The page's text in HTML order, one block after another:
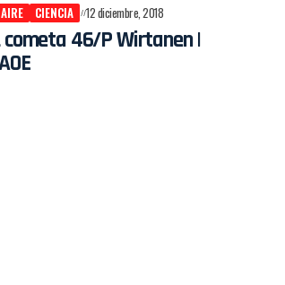
CIENCIA 12 diciembre, 2018
cometa 46/P Wirtanen |